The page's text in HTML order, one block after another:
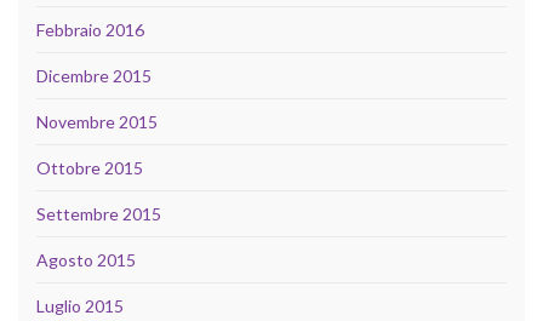
Febbraio 2016
Dicembre 2015
Novembre 2015
Ottobre 2015
Settembre 2015
Agosto 2015
Luglio 2015